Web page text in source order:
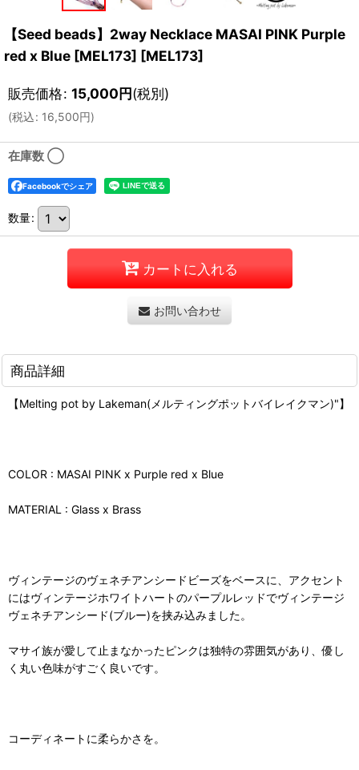
【Seed beads】2way Necklace MASAI PINK Purple
red x Blue [MEL173] [MEL173]
販売価格: 15,000円(税別)
(税込: 16,500円)
在庫数 ◯
Facebookでシェア
数量:
カートに入れる
お問い合わせ
商品詳細
【Melting pot by Lakeman(メルティングポットバイレイクマン)"】
COLOR : MASAI PINK x Purple red x Blue
MATERIAL : Glass x Brass
ヴィンテージのヴェネチアンシードビーズをベースに、アクセント
にはヴィンテージホワイトハートのパープルレッドでヴィンテージ
ヴェネチアンシード(ブルー)を挟み込みました。
マサイ族が愛して止まなかったピンクは独特の雰囲気があり、優し
く丸い色味がすごく良いです。
コーディネートに柔らかさを。